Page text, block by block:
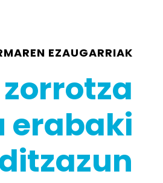
EZAUGARRIAK
erabaki